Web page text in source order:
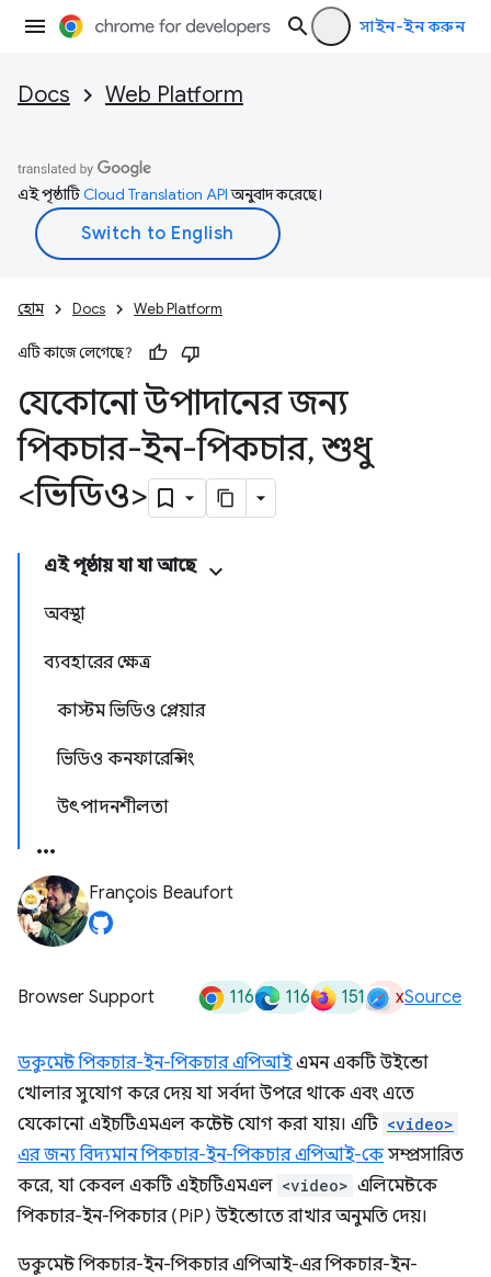
সাইন-ইন করুন
Docs Web Platform
এই পৃষ্ঠাটিCloud Translation APIঅনুবাদ করেছে।
হোম Docs Web Platform
এটি কাজে লেগেছে?
যেকোনো উপাদানের জন্য
পিকচার-ইন-পিকচার, শুধু
<ভিডিও>
এই পৃষ্ঠায় যা যা আছে
অবস্থা
ব্যবহারের ক্ষেত্র
কাস্টম ভিডিও প্লেয়ার
ভিডিও কনফারেন্সিং
উৎপাদনশীলতা
François Beaufort
Browser Support 116 116 151 xSource
ডকুমেন্ট পিকচার-ইন-পিকচার এপিআইএমন একটি উইন্ডো
খোলার সুযোগ করে দেয় যা সর্বদা উপরে থাকে এবং এতে
যেকোনো এইচটিএমএল কন্টেন্ট যোগ করা যায়। এটি <video>
এর জন্য বিদ্যমান পিকচার-ইন-পিকচার এপিআই-কেসম্প্রসারিত
করে, যা কেবল একটি এইচটিএমএল <video> এলিমেন্টকে
পিকচার-ইন-পিকচার (PiP) উইন্ডোতে রাখার অনুমতি দেয়।
ডকুমেন্ট পিকচার-ইন-পিকচার এপিআই-এর পিকচার-ইন-